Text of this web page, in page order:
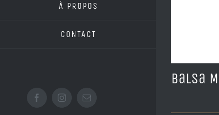
À PROPOS
CONTACT
FacebookInstagramEmail
Balsa